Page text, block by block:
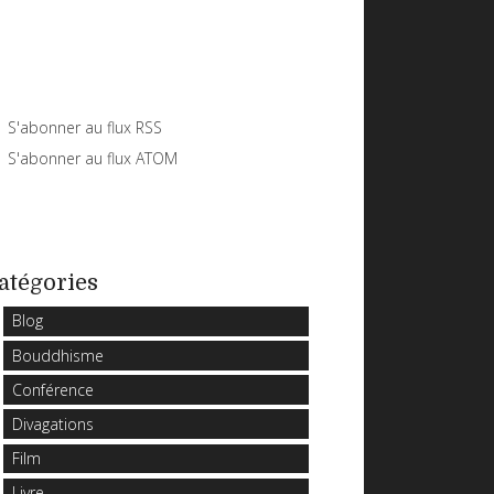
S'abonner au flux RSS
S'abonner au flux ATOM
Blog
Bouddhisme
Conférence
Divagations
Film